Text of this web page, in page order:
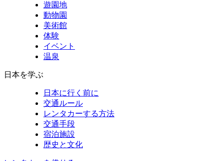
遊園地
動物園
美術館
体験
イベント
温泉
日本を学ぶ
日本に行く前に
交通ルール
レンタカーする方法
交通手段
宿泊施設
歴史と文化